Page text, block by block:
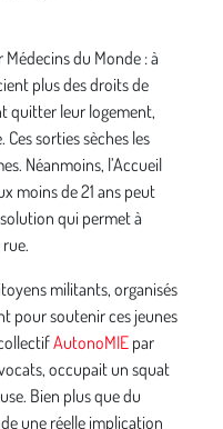
du Monde : à
plus des droits de
quitter leur logement,
sorties sèches les
Néanmoins, l’Accueil
moins de 21 ans peut
qui permet à
militants, organisés
pour soutenir ces jeunes
AutonoMIE par
occupait un squat
Bien plus que du
une réelle implication